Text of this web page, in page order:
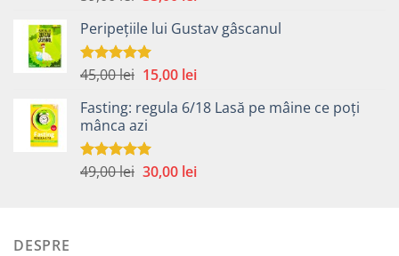
a
fost:
59,00 lei.
este:
Peripețiile lui Gustav gâscanul
Evaluat la
45,00lei Prețul
a
fost:
45,00 lei.
15,00 leiPrețul
este:
Fasting: regula 6/18 Lasă pe mâine ce poți
mânca azi
Evaluat la
49,00lei Prețul
30,00 leiPrețul
DESPRE